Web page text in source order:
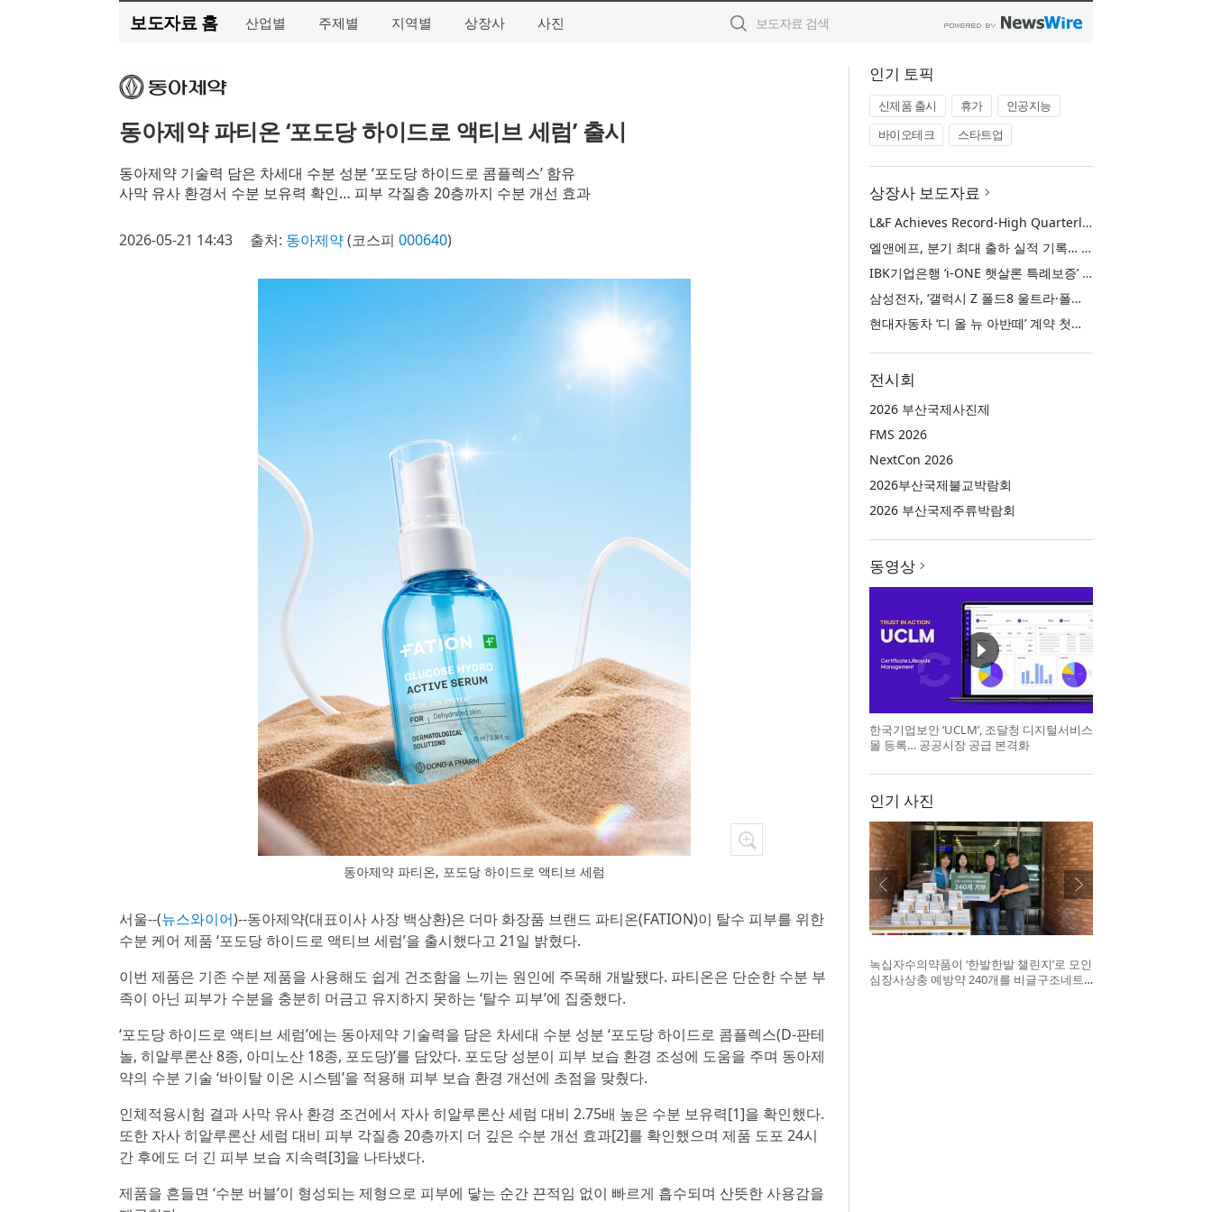
보도자료 홈 산업별 주제별 지역별 상장사 사진
동아제약 파티온 ‘포도당 하이드로 액티브 세럼’ 출시
동아제약 기술력 담은 차세대 수분 성분 ‘포도당 하이드로 콤플렉스’ 함유
사막 유사 환경서 수분 보유력 확인… 피부 각질층 20층까지 수분 개선 효과
2026-05-21 14:43 출처: 동아제약(코스피 000640)
동아제약 파티온, 포도당 하이드로 액티브 세럼
서울--(뉴스와이어)--동아제약(대표이사 사장 백상환)은 더마 화장품 브랜드 파티온(FATION)이 탈수 피부를 위한
수분 케어 제품 ‘포도당 하이드로 액티브 세럼’을 출시했다고 21일 밝혔다.
이번 제품은 기존 수분 제품을 사용해도 쉽게 건조함을 느끼는 원인에 주목해 개발됐다. 파티온은 단순한 수분 부
족이 아닌 피부가 수분을 충분히 머금고 유지하지 못하는 ‘탈수 피부’에 집중했다.
‘포도당 하이드로 액티브 세럼’에는 동아제약 기술력을 담은 차세대 수분 성분 ‘포도당 하이드로 콤플렉스(D-판테
놀, 히알루론산 8종, 아미노산 18종, 포도당)’를 담았다. 포도당 성분이 피부 보습 환경 조성에 도움을 주며 동아제
약의 수분 기술 ‘바이탈 이온 시스템’을 적용해 피부 보습 환경 개선에 초점을 맞췄다.
인체적용시험 결과 사막 유사 환경 조건에서 자사 히알루론산 세럼 대비 2.75배 높은 수분 보유력[1]을 확인했다.
또한 자사 히알루론산 세럼 대비 피부 각질층 20층까지 더 깊은 수분 개선 효과[2]를 확인했으며 제품 도포 24시
간 후에도 더 긴 피부 보습 지속력[3]을 나타냈다.
제품을 흔들면 ‘수분 버블’이 형성되는 제형으로 피부에 닿는 순간 끈적임 없이 빠르게 흡수되며 산뜻한 사용감을
인기 토픽
신제품 출시 휴가
인공지능
바이오테크
스타트업
상장사 보도자료
L&F Achieves Record-High Quarterly Shipments, Begins LFP Supply for North American ESS in Q3 Advancing its Two-Track NCM and LFP Growth Strategy
엘앤에프, 분기 최대 출하 실적 기록… 3분기 북미 ESS향 LFP 공급 착수 NCM+LFP ‘2-Track’ 성장 전략 실현
IBK기업은행 ‘i-ONE 햇살론 특례보증’ 출시
삼성전자, ‘갤럭시 Z 폴드8 울트라·폴드8·플립8’과 ‘갤럭시 워치 울트라2·워치9’ 국내 공식 출시
현대자동차 ‘디 올 뉴 아반떼’ 계약 첫날 1만 대 돌파
전시회
2026 부산국제사진제
FMS 2026
NextCon 2026
2026부산국제불교박람회
2026 부산국제주류박람회
동영상
한국기업보안 ‘UCLM’, 조달청 디지털서비스
몰 등록… 공공시장 공급 본격화
인기 사진
녹십자수의약품이 ‘한발한발 챌린지’로 모인
심장사상충 예방약 240개를 비글구조네트